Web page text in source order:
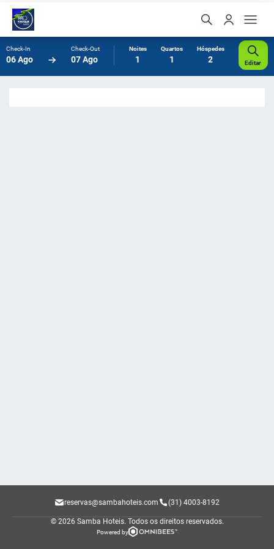
Check-In
06 Ago
Check-Out
07 Ago
Noites
1
Quartos
1
Hóspedes
2 Editar
reservas@sambahoteis.com (31) 4003-8192
© 2026 Samba Hoteis. Todos os direitos reservados.
Powered by